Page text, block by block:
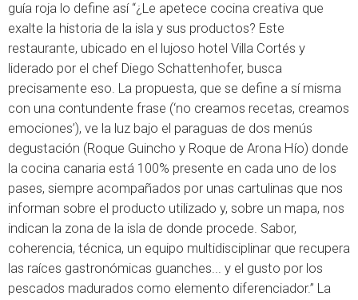
guía roja lo define así “¿Le apetece cocina creativa que
exalte la historia de la isla y sus productos? Este
restaurante, ubicado en el lujoso hotel Villa Cortés y
liderado por el chef Diego Schattenhofer, busca
precisamente eso. La propuesta, que se define a sí misma
con una contundente frase (‘no creamos recetas, creamos
emociones’), ve la luz bajo el paraguas de dos menús
degustación (Roque Guincho y Roque de Arona Hío) donde
la cocina canaria está 100% presente en cada uno de los
pases, siempre acompañados por unas cartulinas que nos
informan sobre el producto utilizado y, sobre un mapa, nos
indican la zona de la isla de donde procede. Sabor,
coherencia, técnica, un equipo multidisciplinar que recupera
las raíces gastronómicas guanches... y el gusto por los
pescados madurados como elemento diferenciador.” La